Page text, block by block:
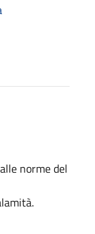
norme del